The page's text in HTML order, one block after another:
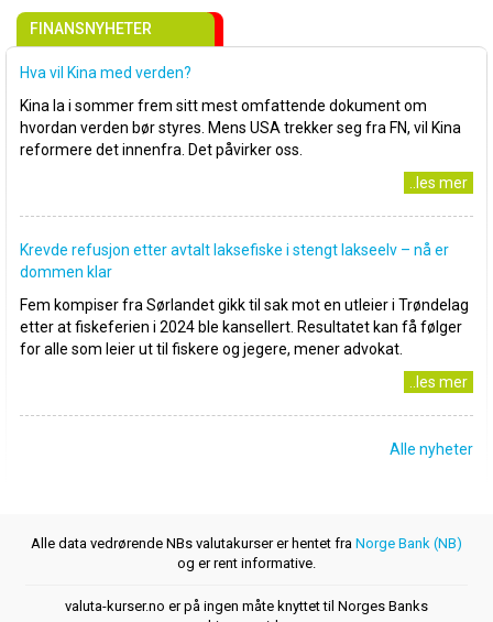
FINANSNYHETER
Hva vil Kina med verden?
Kina la i sommer frem sitt mest omfattende dokument om
hvordan verden bør styres. Mens USA trekker seg fra FN, vil Kina
reformere det innenfra. Det påvirker oss.
..les mer
Krevde refusjon etter avtalt laksefiske i stengt lakseelv – nå er
dommen klar
Fem kompiser fra Sørlandet gikk til sak mot en utleier i Trøndelag
etter at fiskeferien i 2024 ble kansellert. Resultatet kan få følger
for alle som leier ut til fiskere og jegere, mener advokat.
..les mer
Alle nyheter
Alle data vedrørende NBs valutakurser er hentet fra Norge Bank (NB)
og er rent informative.
valuta-kurser.no er på ingen måte knyttet til Norges Banks